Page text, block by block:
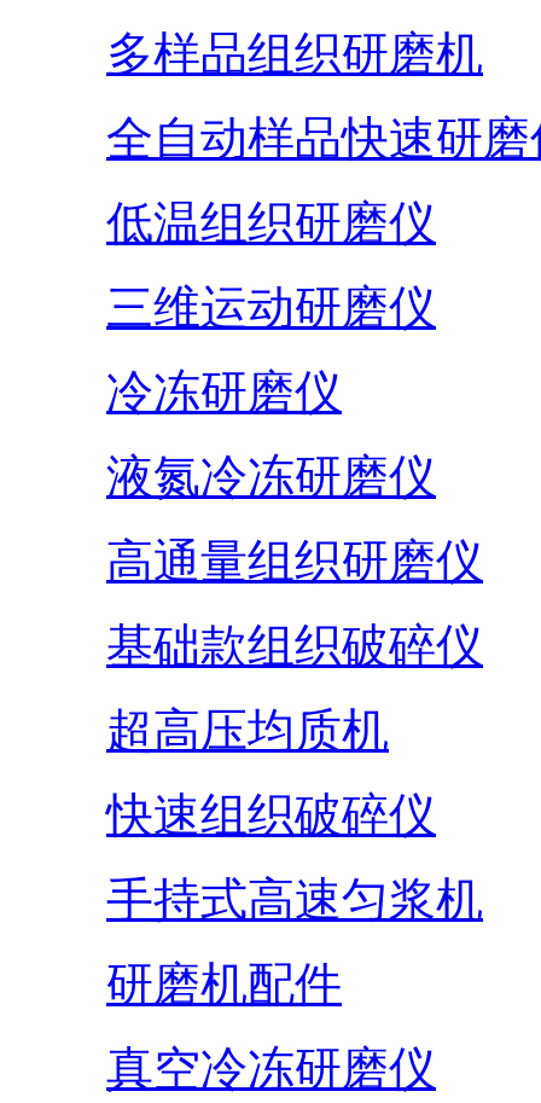
多样品组织研磨机
全自动样品快速研磨
低温组织研磨仪
三维运动研磨仪
冷冻研磨仪
液氮冷冻研磨仪
高通量组织研磨仪
基础款组织破碎仪
超高压均质机
快速组织破碎仪
手持式高速匀浆机
研磨机配件
真空冷冻研磨仪